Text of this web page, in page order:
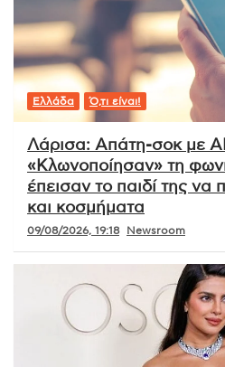
Ελλάδα Ό,τι είναι!
Λάρισα: Απάτη-σοκ με
«Κλωνοποίησαν» τη
έπεισαν το παιδί της
και κοσμήματα
09/08/2026, 19:18 Newsroom